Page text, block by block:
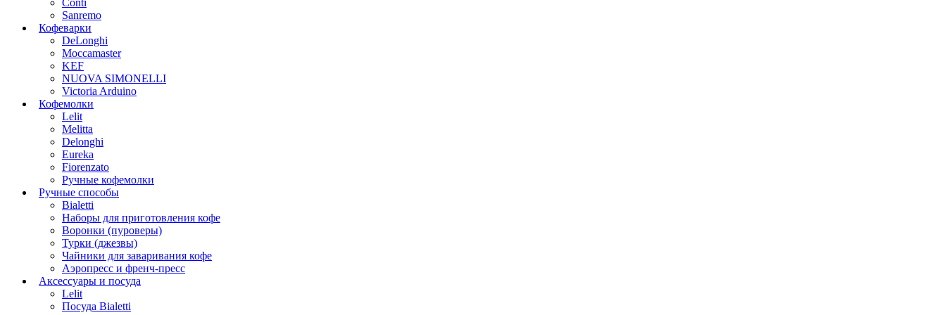
Conti
Sanremo
Кофеварки
DeLonghi
Moccamaster
KEF
NUOVA SIMONELLI
Victoria Arduino
Кофемолки
Lelit
Melitta
Delonghi
Eureka
Fiorenzato
Ручные кофемолки
Ручные способы
Bialetti
Наборы для приготовления кофе
Воронки (пуроверы)
Турки (джезвы)
Чайники для заваривания кофе
Аэропресс и френч-пресс
Аксессуары и посуда
Lelit
Посуда Bialetti